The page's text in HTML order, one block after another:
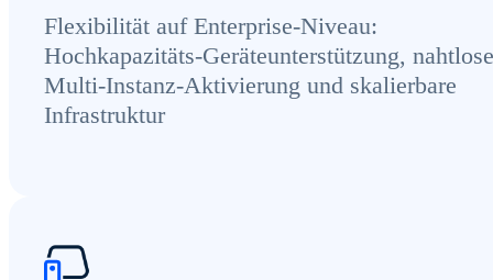
Flexibilität auf Enterprise-Niveau:
Hochkapazitäts-Geräteunterstützung, nahtlose
Multi-Instanz-Aktivierung und skalierbare
Infrastruktur